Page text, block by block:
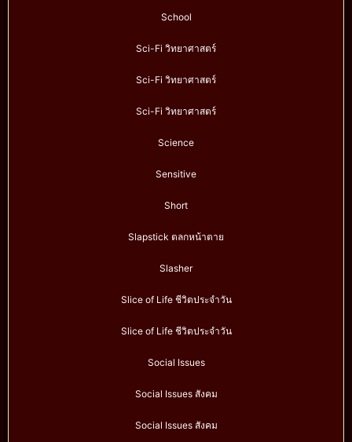
School
Sci-Fi วิทยาศาสตร์
Sci-Fi วิทยาศาสตร์
Sci-Fi วิทยาศาสตร์
Science
Sensitive
Short
Slapstick ตลกหน้าตาย
Slasher
Slice of Life ชีวิตประจำวัน
Slice of Life ชีวิตประจำวัน
Social Issues
Social Issues สังคม
Social Issues สังคม